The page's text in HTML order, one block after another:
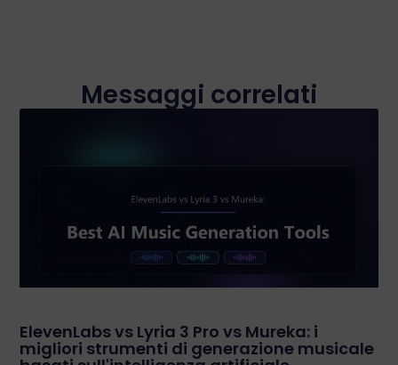
Messaggi correlati
ElevenLabs vs Lyria 3 Pro vs Mureka: i
migliori strumenti di generazione musicale